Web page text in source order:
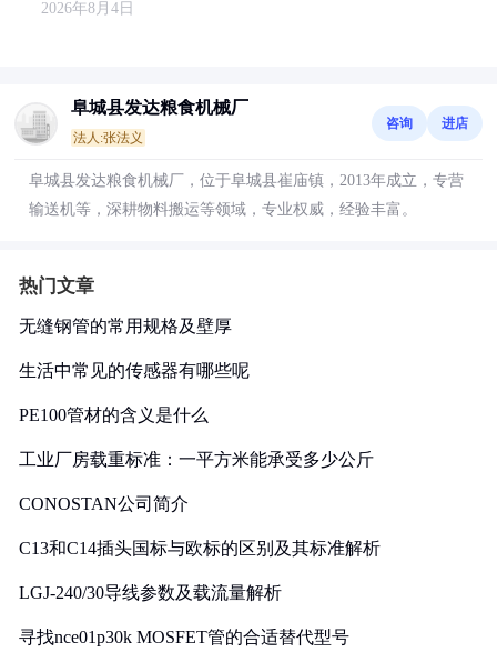
2026年8月4日
阜城县发达粮食机械厂
法人:张法义
咨询 进店
阜城县发达粮食机械厂，位于阜城县崔庙镇，2013年成立，专营
输送机等，深耕物料搬运等领域，专业权威，经验丰富。
热门文章
无缝钢管的常用规格及壁厚
生活中常见的传感器有哪些呢
PE100管材的含义是什么
工业厂房载重标准：一平方米能承受多少公斤
CONOSTAN公司简介
C13和C14插头国标与欧标的区别及其标准解析
LGJ-240/30导线参数及载流量解析
寻找nce01p30k MOSFET管的合适替代型号